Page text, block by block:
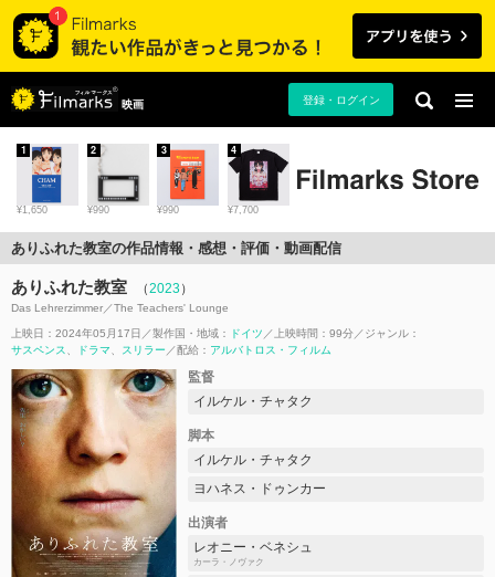
映画 登録・ログイン
¥1,650
1
¥990
2
¥990
3
¥7,700
4
ありふれた教室の作品情報・感想・評価・動画配信
ありふれた教室 （2023）
Das Lehrerzimmer／The Teachers' Lounge
上映日：2024年05月17日 製作国・地域： ドイツ 上映時間：99分
ジャンル：
サスペンス
ドラマ スリラー 配給： アルバトロス・フィルム
監督
イルケル・チャタク
脚本
イルケル・チャタク
ヨハネス・ドゥンカー
出演者
レオニー・ベネシュ
カーラ・ノヴァク